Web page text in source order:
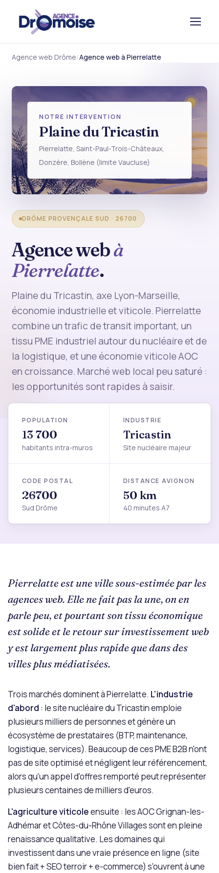
Agence web Drôme Agence web à Pierrelatte
DRÔME PROVENÇALE SUD · 26700
Agence webà
Pierrelatte.
Plaine du Tricastin, axe Lyon-Marseille,
économie industrielle et viticole. Pierrelatte
combine un trafic de transit important, un
tissu PME industriel autour du nucléaire et de
la logistique, et une économie viticole AOC
en croissance. Marché web local peu saturé :
les opportunités sont rapides à saisir.
Pierrelatte
TRICASTIN, 26700
NOTRE INTERVENTION
Plaine du Tricastin
Pierrelatte, Saint-Paul-Trois-Châteaux,
Donzère, Bollène (limite Vaucluse)
POPULATION
13 700
habitants intra-muros
INDUSTRIE
Tricastin
Site nucléaire majeur
CODE POSTAL
26700
Sud Drôme
DISTANCE AVIGNON
50 km
40 minutes A7
Pierrelatte est une ville sous-estimée par les
agences web. Elle ne fait pas la une, on en
parle peu, et pourtant son tissu économique
est solide et le retour sur investissement web
y est largement plus rapide que dans des
villes plus médiatisées.
Trois marchés dominent à Pierrelatte. L'industrie
d'abord : le site nucléaire du Tricastin emploie
plusieurs milliers de personnes et génère un
écosystème de prestataires (BTP, maintenance,
logistique, services). Beaucoup de ces PME B2B n'ont
pas de site optimisé et négligent leur référencement,
alors qu'un appel d'offres remporté peut représenter
plusieurs centaines de milliers d'euros.
L'agriculture viticoleensuite : les AOC Grignan-les-
Adhémar et Côtes-du-Rhône Villages sont en pleine
renaissance qualitative. Les domaines qui
investissent dans une vraie présence en ligne (site
bien fait + SEO terroir + e-commerce) s'ouvrent à une